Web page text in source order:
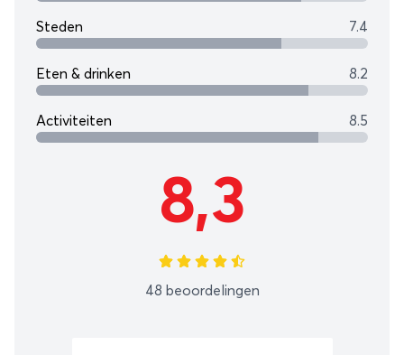
Steden 7.4
Eten & drinken 8.2
Activiteiten 8.5
8,3
48 beoordelingen